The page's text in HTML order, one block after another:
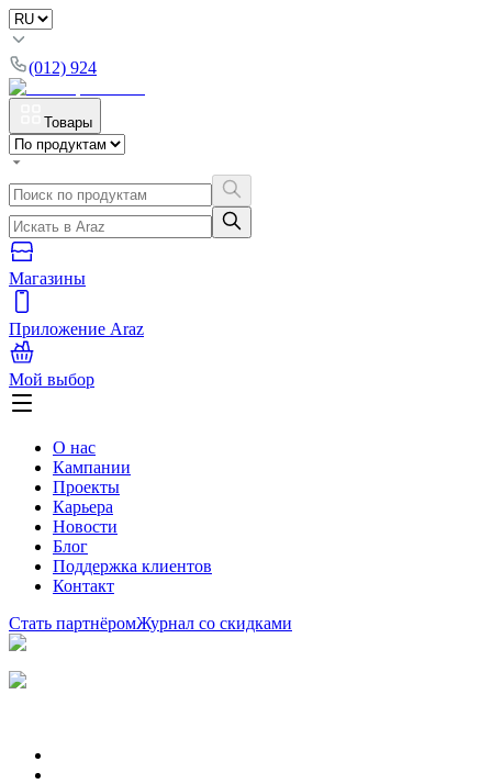
(012) 924
Товары
Магазины
Приложение Araz
Мой выбор
О нас
Кампании
Проекты
Карьера
Новости
Блог
Поддержка клиентов
Контакт
Стать партнёромЖурнал со скидками